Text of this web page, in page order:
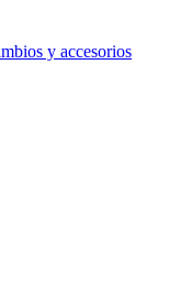
y accesorios